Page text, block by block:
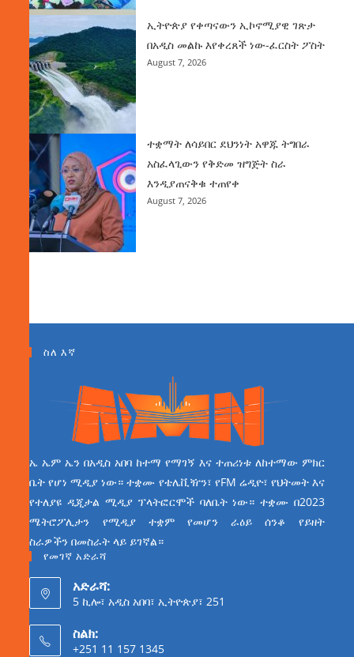
ኢትዮጵያ የቀጣናውን ኢኮኖሚያዊ ገጽታ
በአዲስ መልኩ እየቀረጸች ነው-ፈርስት ፖስት
August 7, 2026
ተቋማት ለሳይበር ደህንነት አዋጁ ትግበራ
አስፈላጊውን የቅድመ ዝግጅት ስራ
እንዲያጠናቅቁ ተጠየቀ
August 7, 2026
ስለ እኛ
ኤ ኤም ኤን በአዲስ አበባ ከተማ የማገኝ እና ተጠሪነቱ ለከተማው ምክር
ቤት የሆነ ሚዲያ ነው። ተቋሙ የቴሌቪዥን፣ የFM ሬዲዮ፣ የህትመት እና
የተለያዩ ዲጂታል ሚዲያ ፕላትፎርሞች ባለቤት ነው። ተቋሙ በ2023
ሜትሮፖሊታን የሚዲያ ተቋም የመሆን ራዕይ ሰንቆ የይዘት
ስራዎችን በመስራት ላይ ይገኛል።
የመገኛ አድራሻ
አድራሻ:
5 ኪሎ፣ አዲስ አበባ፣ ኢትዮጵያ፣ 251
ስልክ:
+251 11 157 1345